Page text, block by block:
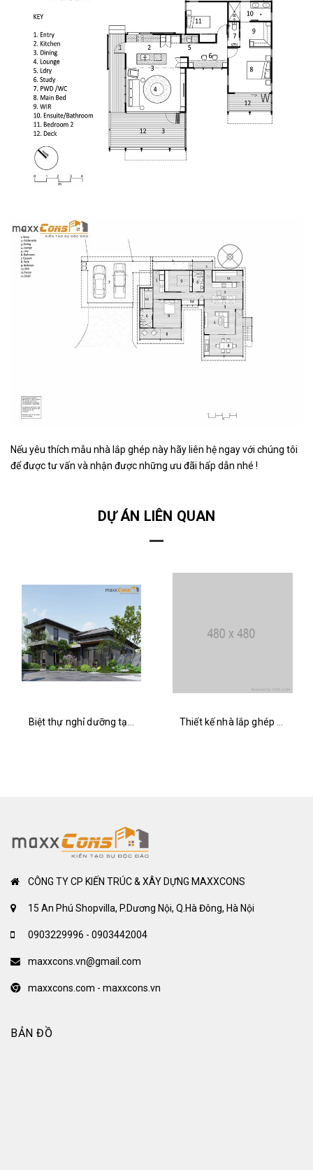
Nếu yêu thích mẫu nhà lắp ghép này hãy liên hệ ngay với chúng tôi
để được tư vấn và nhận được những ưu đãi hấp dẫn nhé !
DỰ ÁN LIÊN QUAN
CÔNG TY CP KIẾN TRÚC & XÂY DỰNG MAXXCONS
15 An Phú Shopvilla, P.Dương Nội, Q.Hà Đông, Hà Nội
0903229996 - 0903442004
maxxcons.vn@gmail.com
maxxcons.com - maxxcons.vn
BẢN ĐỒ